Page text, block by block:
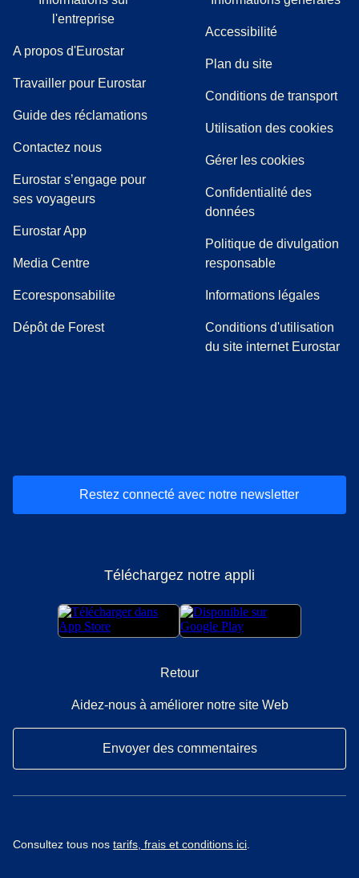
l'entreprise
A propos d'Eurostar
Travailler pour Eurostar
Guide des réclamations((
Contactez nous
Eurostar s’engage pour
ses voyageurs
Eurostar App
Media Centre( Ouvre un nouvel onglet)
Ecoresponsabilite
Dépôt de Forest
Accessibilité
Plan du site
Conditions de transport
Utilisation des cookies
Gérer les cookies
Confidentialité des
données
Politique de divulgation
responsable
Informations légales
Conditions d'utilisation
du site internet Eurostar
Restez connecté avec notre newsletter
Téléchargez notre appli
Retour
Aidez-nous à améliorer notre site Web
Envoyer des commentaires
Consultez tous nos tarifs, frais et conditions ici